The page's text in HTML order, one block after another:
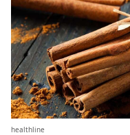
healthline